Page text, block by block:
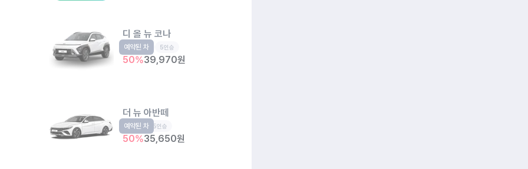
디 올 뉴 코나
소형SUV 5인승
50%39,970원
예약된 차
더 뉴 아반떼
준중형 5인승
50%35,650원
예약된 차